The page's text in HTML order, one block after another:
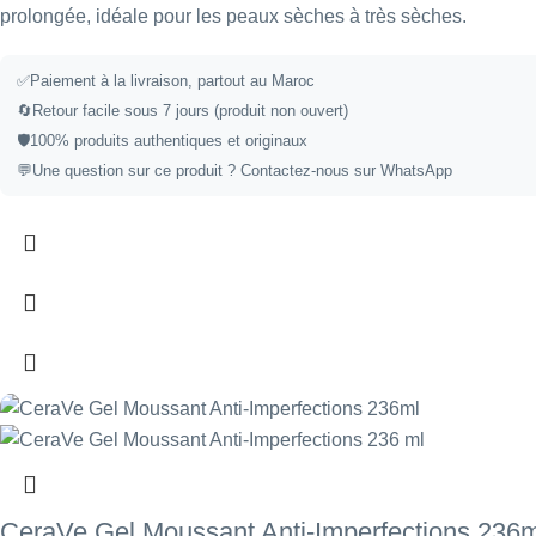
prolongée, idéale pour les peaux sèches à très sèches.
✅Paiement à la livraison, partout au Maroc
🔄 Retour facile sous 7 jours (produit non ouvert)
🛡️100% produits authentiques et originaux
💬Une question sur ce produit ? Contactez-nous sur WhatsApp